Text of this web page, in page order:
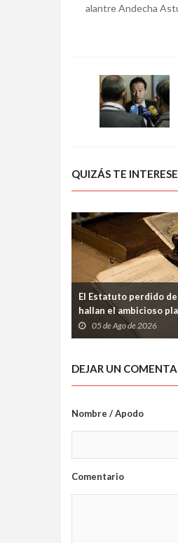
alantre Andecha
QUIZÁS TE
El Estatuto perdido
hallan el ambicioso
autogobierno que la
condenó al olvido
05 de Ago de 2026
DEJAR UN
Nombre / Apodo
Comentario